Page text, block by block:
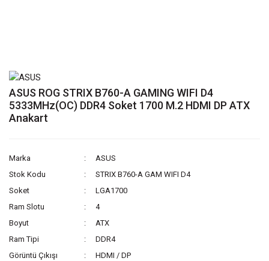
ASUS ROG STRIX B760-A GAMING WIFI D4
5333MHz(OC) DDR4 Soket 1700 M.2 HDMI DP ATX
Anakart
Marka
ASUS
Stok Kodu
STRIX B760-A GAM WIFI D4
Soket
LGA1700
Ram Slotu
4
Boyut
ATX
Ram Tipi
DDR4
Görüntü Çıkışı
HDMI / DP